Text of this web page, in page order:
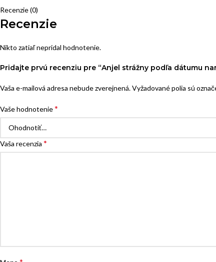
Recenzie (0)
Recenzie
Nikto zatiaľ nepridal hodnotenie.
Pridajte prvú recenziu pre “Anjel strážny podľa dátumu
Vaša e-mailová adresa nebude zverejnená.Vyžadované polia sú
Vaše hodnotenie*
Vaša recenzia *